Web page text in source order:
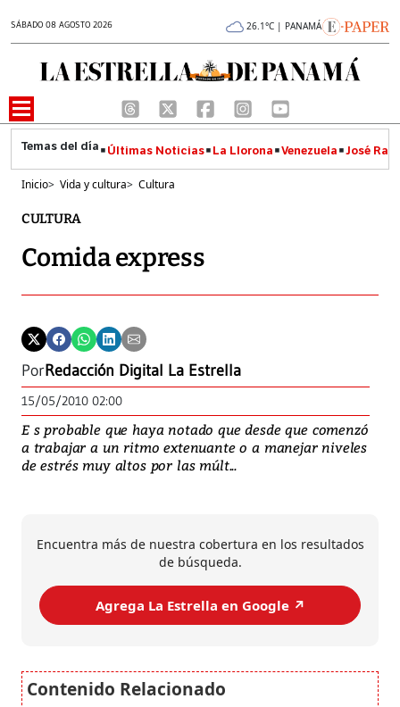
SÁBADO 08 AGOSTO 2026 26.1°C | PANAMÁ
Últimas Noticias La Llorona Venezuela José
Inicio> Vida y cultura> Cultura
CULTURA
Comida express
PorRedacción Digital La Estrella
15/05/2010 02:00
E s probable que haya notado que desde que comenzó
a trabajar a un ritmo extenuante o a manejar niveles
de estrés muy altos por las múlt...
Encuentra más de nuestra cobertura en los resultados
de búsqueda.
Agrega La Estrella en Google ↗️